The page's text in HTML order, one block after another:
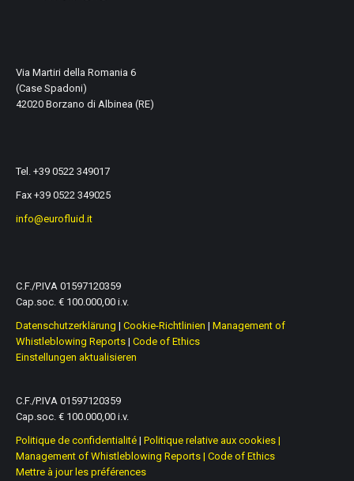
Via Martiri della Romania 6
(Case Spadoni)
42020 Borzano di Albinea (RE)
Tel. +39 0522 349017
Fax +39 0522 349025
info@eurofluid.it
C.F./P.IVA 01597120359
Cap.soc. € 100.000,00 i.v.
Datenschutzerklärung | Cookie-Richtlinien | Management of
Whistleblowing Reports | Code of Ethics
Einstellungen aktualisieren
C.F./P.IVA 01597120359
Cap.soc. € 100.000,00 i.v.
Politique de confidentialité | Politique relative aux cookies |
Management of Whistleblowing Reports | Code of Ethics
Mettre à jour les préférences